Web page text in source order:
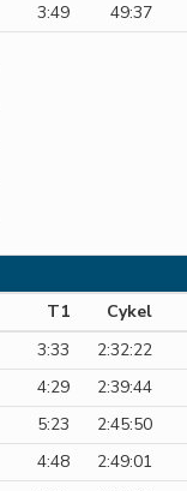
3:49 49:37
T1 Cykel
3:33 2:32:22
4:29 2:39:44
5:23 2:45:50
4:48 2:49:01